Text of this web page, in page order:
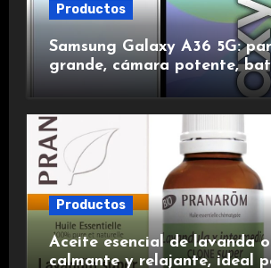
Productos
Samsung Galaxy A36 5G:
grande, cámara potente,
duradera y carga rápida
experiencia premium.
Productos
Aceite esencial de lavanda
calmante y relajante, ideal